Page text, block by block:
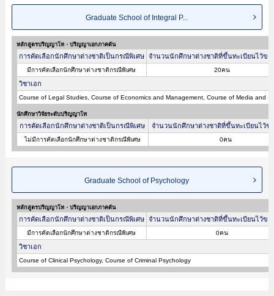
Graduate School of Integral P...
หลักสูตรปริญญาโท・ปริญญาเอกภาคต้น
การคัดเลือกนักศึกษาต่างชาติเป็นกรณีพิเศษ จำนวนนักศึกษาต่างชาติที่ขึ้นทะเบียนไว้ขอ
มีการคัดเลือกนักศึกษาต่างชาติกรณีพิเศษ 20คน
วิชาเอก
Course of Legal Studies, Course of Economics and Management, Course of Media and
นักศึกษาวิจัยระดับปริญญาโท
การคัดเลือกนักศึกษาต่างชาติเป็นกรณีพิเศษ จำนวนนักศึกษาต่างชาติที่ขึ้นทะเบียนไว้ข
ไม่มีการคัดเลือกนักศึกษาต่างชาติกรณีพิเศษ 0คน
Graduate School of Psychology
หลักสูตรปริญญาโท・ปริญญาเอกภาคต้น
การคัดเลือกนักศึกษาต่างชาติเป็นกรณีพิเศษ จำนวนนักศึกษาต่างชาติที่ขึ้นทะเบียนไว้ขอ
มีการคัดเลือกนักศึกษาต่างชาติกรณีพิเศษ 0คน
วิชาเอก
Course of Clinical Psychology, Course of Criminal Psychology